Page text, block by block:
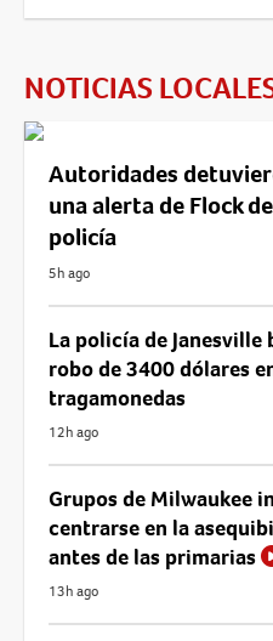
NOTICIAS
Autoridades
una alerta de Flock
policía
5h ago
La policía de Janesville
robo de 3400 dólares
tragamonedas
12h ago
Grupos de Milwaukee
centrarse en la
antes de las primarias
13h ago